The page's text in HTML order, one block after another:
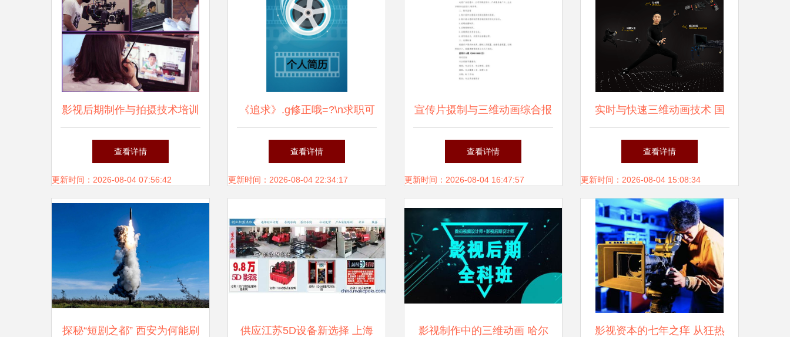
影视后期制作与拍摄技术培训
新篇章 尚书苑电脑设计培训
学校（淮安校区）
查看详情
更新时间：2026-08-04 07:56:42
《追求》.g修正哦=?\n求职可
不意力合团队放信短制付击
OK的体技?\n请根据模板分别
标注个人经历及相关资质变更
即可快捷引用你的影综档
案！！自由填充，火力结合光
查看详情
更新时间：2026-08-04 22:34:17
宣传片摄制与三维动画综合报
价单
查看详情
更新时间：2026-08-04 16:47:57
实时与快速三维动画技术 国
内领先供应商的创新之路
查看详情
更新时间：2026-08-04 15:08:34
探秘“短剧之都” 西安为何能刷 供应江苏5D设备新选择 上海 影视制作中的三维动画 哈尔 影视资本的七年之痒 从狂热